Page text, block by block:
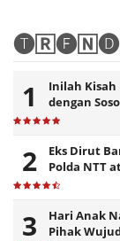
Inilah Kisah
dengan
Eks Dirut
Polda NTT
Hari Anak
Pihak